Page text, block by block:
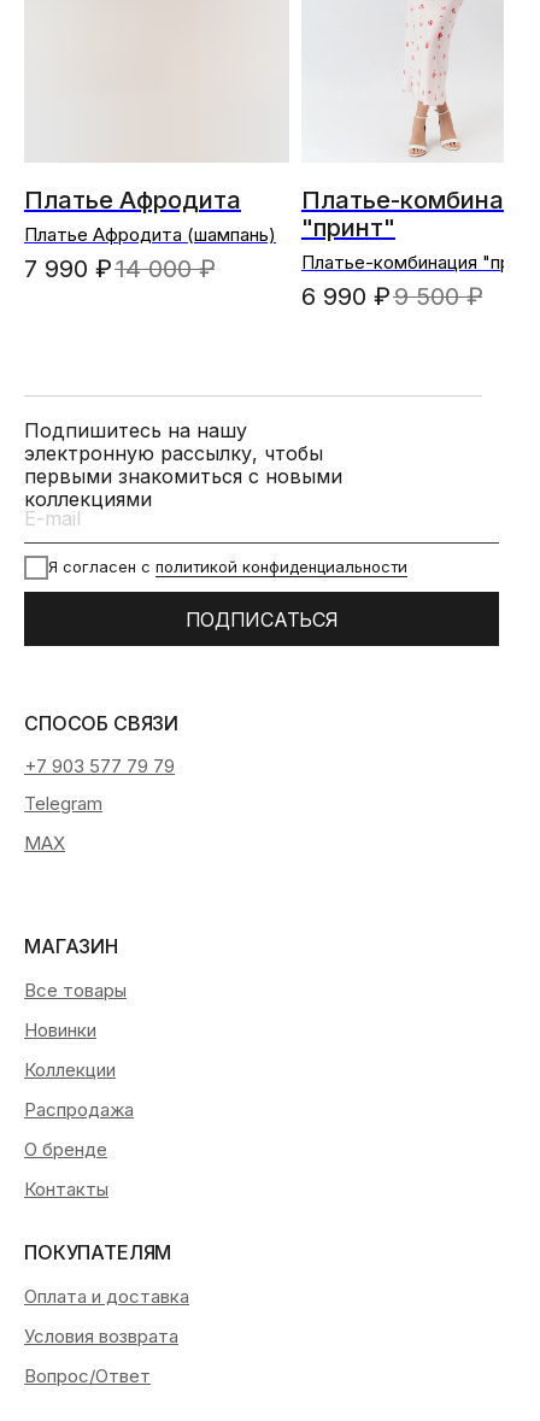
Платье Афродита
Платье Афродита (шампань)
7 990 ₽14 000 ₽
Платье-
"принт"
Платье-комбинация
(розовый;цветы)
6 990 ₽9 500 ₽
Подпишитесь на нашу
электронную рассылку, чтобы
первыми знакомиться с новыми
коллекциями
Все товары
Новинки
О бренде
Контакты
Коллекции
Распродажа
Я согласен с политикой конфиденциальности
ПОДПИСАТЬСЯ
+7 903 577 79 79
СПОСОБ СВЯЗИ
Оплата и доставка
ПОКУПАТЕЛЯМ
Вопрос/Ответ
Условия возврата
Telegram
MAX
МАГАЗИН